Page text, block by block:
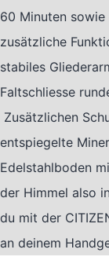
60 Minuten
zusätzliche
stabiles
Faltschliesse
Zusätzlichen
entspiegelte
Edelstahlboden
der Himmel also
du mit der
an deinem